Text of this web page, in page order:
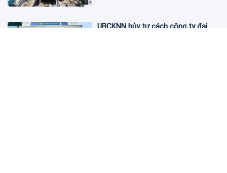
UBCKNN hủy tư cách công ty đại